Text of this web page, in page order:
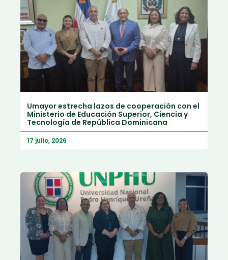
Umayor estrecha lazos de cooperación con el
Ministerio de Educación Superior, Ciencia y
Tecnología de República Dominicana
17 julio, 2026